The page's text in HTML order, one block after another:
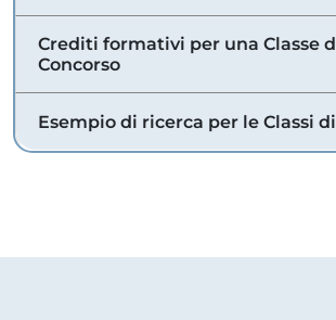
Crediti formativi per una Classe
Concorso
Esempio di ricerca per le Classi